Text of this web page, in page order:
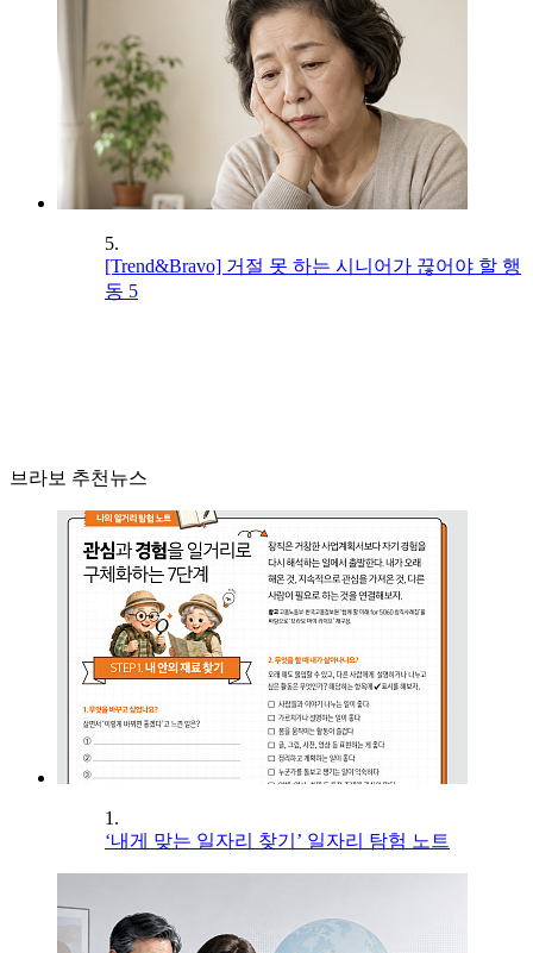
5.
[Trend&Bravo] 거절 못 하는 시니어가 끊어야 할 행
동 5
브라보 추천뉴스
1.
‘내게 맞는 일자리 찾기’ 일자리 탐험 노트